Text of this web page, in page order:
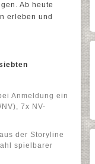
Ab heute
erleben und
Anmeldung ein
7x NV-
der Storyline
spielbarer